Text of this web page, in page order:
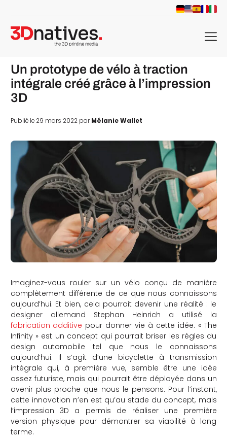
menu
Un prototype de vélo à traction
intégrale créé grâce à l’impression
3D
Publié le 29 mars 2022 parMélanie Wallet
Imaginez-vous rouler sur un vélo conçu de manière
complètement différente de ce que nous connaissons
aujourd’hui. Et bien, cela pourrait devenir une réalité : le
designer allemand Stephan Heinrich a utilisé la
fabrication additive pour donner vie à cette idée. « The
Infinity » est un concept qui pourrait briser les règles du
design automobile tel que nous le connaissons
aujourd’hui. Il s’agit d’une bicyclette à transmission
intégrale qui, à première vue, semble être une idée
assez futuriste, mais qui pourrait être déployée dans un
avenir plus proche que nous le pensons. Pour l’instant,
cette innovation n’en est qu’au stade du concept, mais
l’impression 3D a permis de réaliser une première
version physique pour démontrer sa viabilité à long
terme.